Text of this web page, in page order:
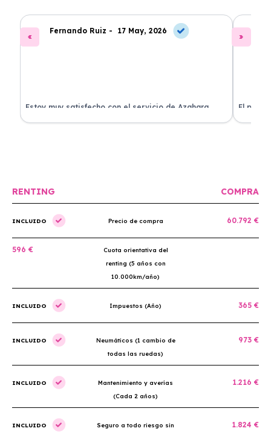
Fernando Ruiz - 17 May, 2026
Estoy muy satisfecho con el servicio de Azahara
Renting. El coche está en perfectas condiciones y el
El
llegó
RENTING COMPRA
INCLUIDO Precio de compra 60.792 €
596 €
Cuota orientativa del
renting (5 años con
10.000km/año)
INCLUIDO Impuestos (Año) 365 €
INCLUIDO
Neumáticos (1 cambio de
todas las ruedas)
973 €
INCLUIDO
Mantenimiento y averías
(Cada 2 años)
1.216 €
INCLUIDO
Seguro a todo riesgo sin
1.824 €